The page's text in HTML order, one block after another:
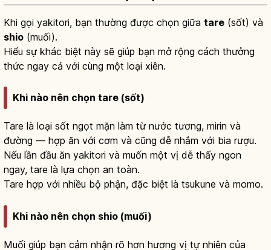
Khi gọi yakitori, bạn thường được chọn giữa tare (sốt) và
shio (muối).
Hiểu sự khác biệt này sẽ giúp bạn mở rộng cách thưởng
thức ngay cả với cùng một loại xiên.
Khi nào nên chọn tare (sốt)
Tare là loại sốt ngọt mặn làm từ nước tương, mirin và
đường — hợp ăn với cơm và cũng dễ nhắm với bia rượu.
Nếu lần đầu ăn yakitori và muốn một vị dễ thấy ngon
ngay, tare là lựa chọn an toàn.
Tare hợp với nhiều bộ phận, đặc biệt là tsukune và momo.
Khi nào nên chọn shio (muối)
Muối giúp bạn cảm nhận rõ hơn hương vị tự nhiên của